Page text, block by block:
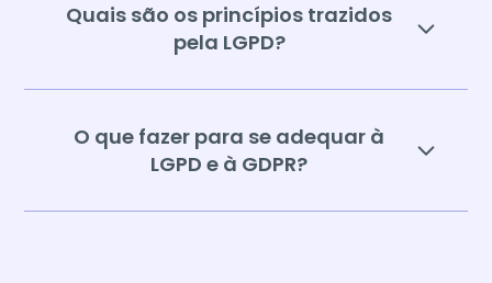
Quais são os princípios trazidos
pela LGPD?
O que fazer para se adequar à
LGPD e à GDPR?